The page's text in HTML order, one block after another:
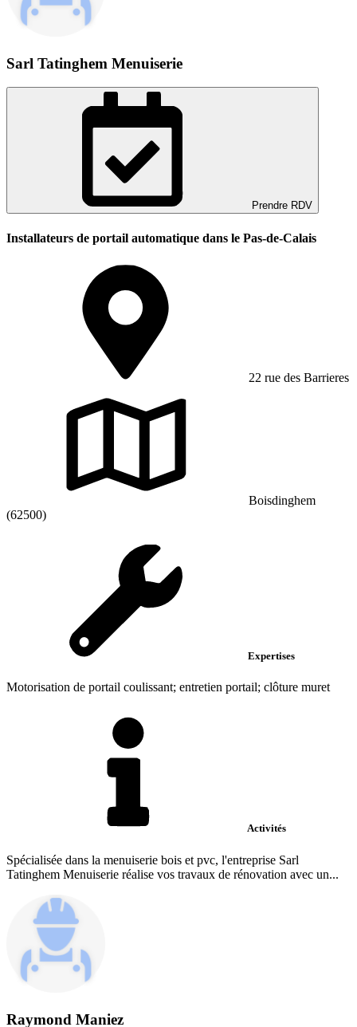
Sarl Tatinghem Menuiserie
Prendre RDV
Installateurs de portail automatique dans le Pas-de-Calais
22 rue des Barrieres
Boisdinghem
(62500)
Expertises
Motorisation de portail coulissant; entretien portail; clôture muret
Activités
Spécialisée dans la menuiserie bois et pvc, l'entreprise Sarl
Tatinghem Menuiserie réalise vos travaux de rénovation avec un...
Raymond Maniez